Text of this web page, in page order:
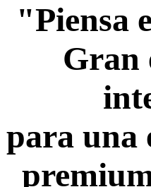
"Piensa
Gran
para una